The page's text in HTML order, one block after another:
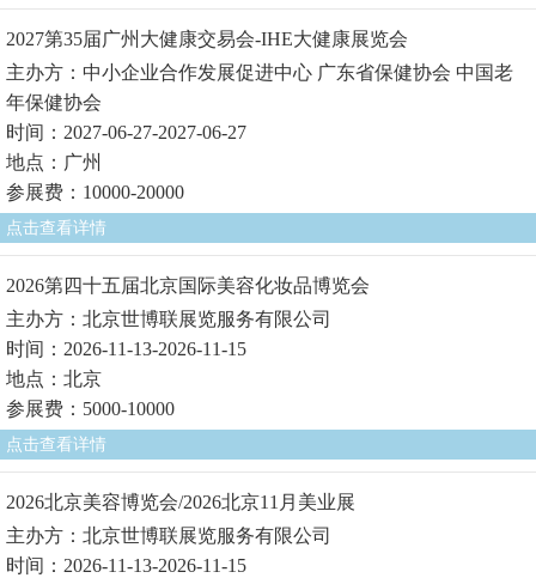
2027第35届广州大健康交易会-IHE大健康展览会
主办方：中小企业合作发展促进中心 广东省保健协会 中国老
年保健协会
时间：2027-06-27-2027-06-27
地点：广州
参展费：10000-20000
点击查看详情
2026第四十五届北京国际美容化妆品博览会
主办方：北京世博联展览服务有限公司
时间：2026-11-13-2026-11-15
地点：北京
参展费：5000-10000
点击查看详情
2026北京美容博览会/2026北京11月美业展
主办方：北京世博联展览服务有限公司
时间：2026-11-13-2026-11-15